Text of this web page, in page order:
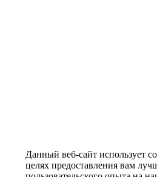
Данный веб-сайт использует
целях предоставления вам